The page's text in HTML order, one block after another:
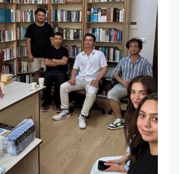
ve "Dokunduğum
Etkinlikleri
ve "Dokunduğum
Etkinlikleri-II